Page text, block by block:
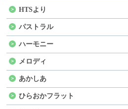
HTSより
パストラル
ハーモニー
メロディ
あかしあ
ひらおかフラット